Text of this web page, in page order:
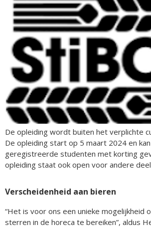
De opleiding wordt buiten het verplichte
De opleiding start op 5 maart 2024 en
geregistreerde studenten met korting
opleiding staat ook open voor andere
Verscheidenheid aan bieren
“Het is voor ons een unieke mogelijkheid
sterren in de horeca te bereiken”, aldus